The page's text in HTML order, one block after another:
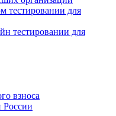
тестировании для
тестировании для
взноса
России